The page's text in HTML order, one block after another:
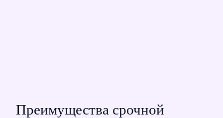
Преимущества срочной